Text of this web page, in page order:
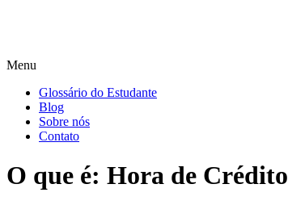
Menu
Glossário do Estudante
Blog
Sobre nós
Contato
O que é: Hora de Crédito